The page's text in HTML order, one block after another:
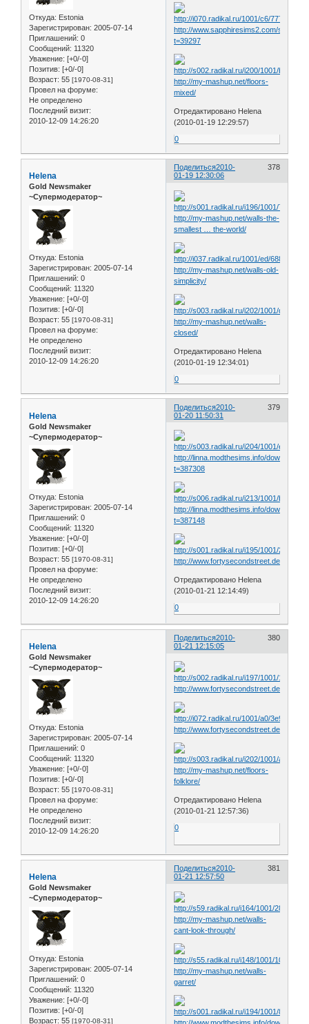
Откуда: Estonia
Зарегистрирован: 2005-07-14
Приглашений: 0
Сообщений: 11320
Уважение: [+0/-0]
Позитив: [+0/-0]
Возраст: 55 [1970-08-31]
Провел на форуме:
Не определено
Последний визит:
2010-12-09 14:26:20
http://www.sapphiresims2.com/
t=39297
http://my-mashup.net/floors-
mixed/
Отредактировано Helena
(2010-01-19 12:29:57)
0
Поделиться 378
2010-
01-19 12:30:06
Helena
Gold Newsmaker
~Супермодератор~
Откуда: Estonia
Зарегистрирован: 2005-07-14
Приглашений: 0
Сообщений: 11320
Уважение: [+0/-0]
Позитив: [+0/-0]
Возраст: 55 [1970-08-31]
Провел на форуме:
Не определено
Последний визит:
2010-12-09 14:26:20
http://my-mashup.net/walls-the-
smallest … the-world/
http://my-mashup.net/walls-old-
simplicity/
http://my-mashup.net/walls-
closed/
Отредактировано Helena
(2010-01-19 12:34:01)
0
Поделиться 379
2010-
01-20 11:50:31
Helena
Gold Newsmaker
~Супермодератор~
Откуда: Estonia
Зарегистрирован: 2005-07-14
Приглашений: 0
Сообщений: 11320
Уважение: [+0/-0]
Позитив: [+0/-0]
Возраст: 55 [1970-08-31]
Провел на форуме:
Не определено
Последний визит:
2010-12-09 14:26:20
http://linna.modthesims.info/
t=387308
http://linna.modthesims.info/
t=387148
http://www.fortysecondstreet.de/
Отредактировано Helena
(2010-01-21 12:14:49)
0
Поделиться 380
2010-
01-21 12:15:05
Helena
Gold Newsmaker
~Супермодератор~
Откуда: Estonia
Зарегистрирован: 2005-07-14
Приглашений: 0
Сообщений: 11320
Уважение: [+0/-0]
Позитив: [+0/-0]
Возраст: 55 [1970-08-31]
Провел на форуме:
Не определено
Последний визит:
2010-12-09 14:26:20
http://www.fortysecondstreet.de/
http://www.fortysecondstreet.de/
http://my-mashup.net/floors-
folklore/
Отредактировано Helena
(2010-01-21 12:57:36)
0
Поделиться 381
2010-
01-21 12:57:50
Helena
Gold Newsmaker
~Супермодератор~
Откуда: Estonia
Зарегистрирован: 2005-07-14
Приглашений: 0
Сообщений: 11320
Уважение: [+0/-0]
Позитив: [+0/-0]
Возраст: 55 [1970-08-31]
http://my-mashup.net/walls-
cant-look-through/
http://my-mashup.net/walls-
garret/